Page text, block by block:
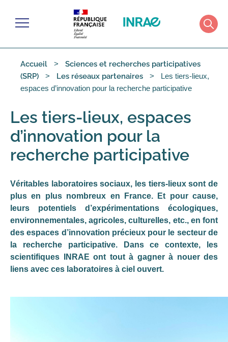
Menu
Accueil
Sciences et recherches participatives
(SRP)
Les réseaux partenaires
Les tiers-lieux,
espaces d’innovation pour la recherche participative
Les tiers-lieux, espaces
d’innovation pour la
recherche participative
Véritables laboratoires sociaux, les tiers-lieux sont de
plus en plus nombreux en France. Et pour cause,
leurs potentiels d’expérimentations écologiques,
environnementales, agricoles, culturelles, etc., en font
des espaces d’innovation précieux pour le secteur de
la recherche participative. Dans ce contexte, les
scientifiques INRAE ont tout à gagner à nouer des
liens avec ces laboratoires à ciel ouvert.